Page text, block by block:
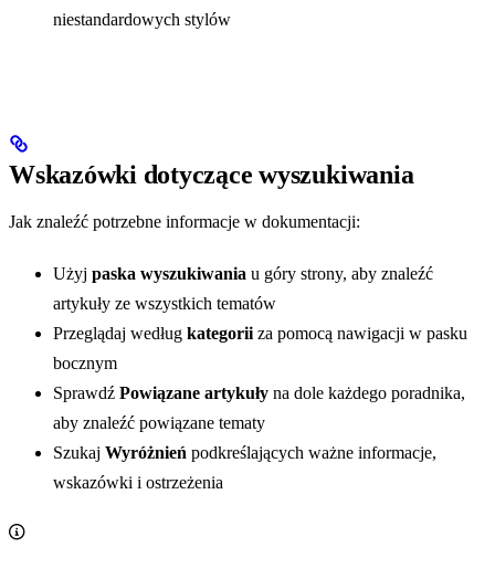
niestandardowych stylów
Wskazówki dotyczące wyszukiwania
Jak znaleźć potrzebne informacje w dokumentacji:
Użyj paska wyszukiwania u góry strony, aby znaleźć
artykuły ze wszystkich tematów
Przeglądaj według kategorii za pomocą nawigacji w pasku
bocznym
Sprawdź Powiązane artykuły na dole każdego poradnika,
aby znaleźć powiązane tematy
Szukaj Wyróżnień podkreślających ważne informacje,
wskazówki i ostrzeżenia